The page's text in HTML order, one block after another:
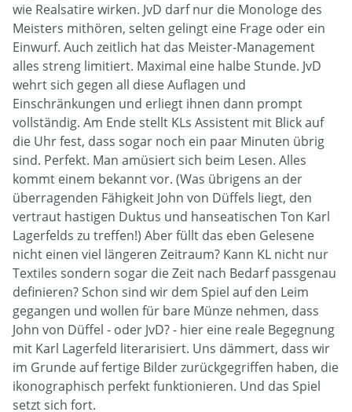
wie Realsatire wirken. JvD darf nur die Monologe des
Meisters mithören, selten gelingt eine Frage oder ein
Einwurf. Auch zeitlich hat das Meister-Management
alles streng limitiert. Maximal eine halbe Stunde. JvD
wehrt sich gegen all diese Auflagen und
Einschränkungen und erliegt ihnen dann prompt
vollständig. Am Ende stellt KLs Assistent mit Blick auf
die Uhr fest, dass sogar noch ein paar Minuten übrig
sind. Perfekt. Man amüsiert sich beim Lesen. Alles
kommt einem bekannt vor. (Was übrigens an der
überragenden Fähigkeit John von Düffels liegt, den
vertraut hastigen Duktus und hanseatischen Ton Karl
Lagerfelds zu treffen!) Aber füllt das eben Gelesene
nicht einen viel längeren Zeitraum? Kann KL nicht nur
Textiles sondern sogar die Zeit nach Bedarf passgenau
definieren? Schon sind wir dem Spiel auf den Leim
gegangen und wollen für bare Münze nehmen, dass
John von Düffel - oder JvD? - hier eine reale Begegnung
mit Karl Lagerfeld literarisiert. Uns dämmert, dass wir
im Grunde auf fertige Bilder zurückgegriffen haben, die
ikonographisch perfekt funktionieren. Und das Spiel
setzt sich fort.